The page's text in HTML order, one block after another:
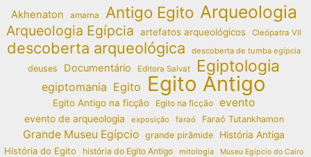
Akhenaton amarna Antigo Egito Arqueologia
Arqueologia Egípcia artefatos arqueológicos Cleópatra VII
descoberta arqueológica descoberta de tumba egípcia
deuses Documentário Editora Salvat Egiptologia
egiptomania Egito Egito Antigo
Egito Antigo na ficção Egito na ficção evento
evento de arqueologia exposição faraó Faraó Tutankhamon
Grande Museu Egípcio grande pirâmide
História Antiga
História do Egito
história do Egito Antigo mitologia Museu Egípcio do Cairo